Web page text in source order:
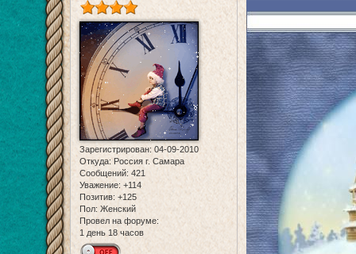
Зарегистрирован: 04-09-2010
Откуда: Россия г. Самара
Сообщений: 421
Уважение: +114
Позитив: +125
Пол: Женский
Провел на форуме:
1 день 18 часов